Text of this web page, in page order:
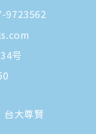
9723562
号
台大尊賢